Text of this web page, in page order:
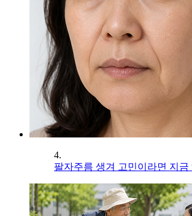
4.
팔자주름 생겨 고민이라면 지금